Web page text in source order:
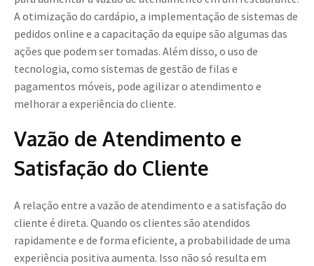
A otimização do cardápio, a implementação de sistemas de
pedidos online e a capacitação da equipe são algumas das
ações que podem ser tomadas. Além disso, o uso de
tecnologia, como sistemas de gestão de filas e
pagamentos móveis, pode agilizar o atendimento e
melhorar a experiência do cliente.
Vazão de Atendimento e
Satisfação do Cliente
A relação entre a vazão de atendimento e a satisfação do
cliente é direta. Quando os clientes são atendidos
rapidamente e de forma eficiente, a probabilidade de uma
experiência positiva aumenta. Isso não só resulta em